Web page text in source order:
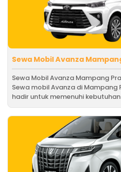
Sewa Mobil Avanza
Sewa Mobil Avanza Mampang
Sewa mobil Avanza di
hadir untuk memenuhi